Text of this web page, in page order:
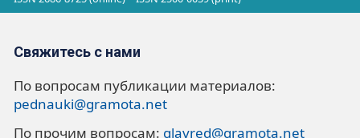
Свяжитесь с нами
По вопросам публикации материалов:
pednauki@gramota.net
По прочим вопросам: glavred@gramota.net